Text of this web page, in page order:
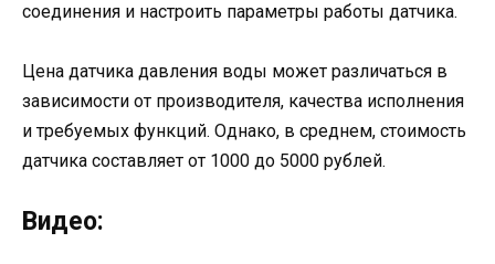
соединения и настроить параметры работы датчика.
Цена датчика давления воды может различаться в
зависимости от производителя, качества исполнения
и требуемых функций. Однако, в среднем, стоимость
датчика составляет от 1000 до 5000 рублей.
Видео: